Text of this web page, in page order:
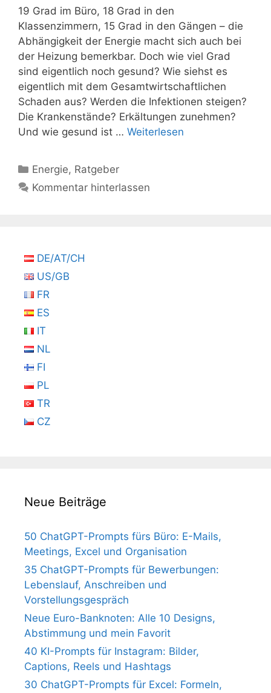
19 Grad im Büro, 18 Grad in den
Klassenzimmern, 15 Grad in den Gängen – die
Abhängigkeit der Energie macht sich auch bei
der Heizung bemerkbar. Doch wie viel Grad
sind eigentlich noch gesund? Wie siehst es
eigentlich mit dem Gesamtwirtschaftlichen
Schaden aus? Werden die Infektionen steigen?
Die Krankenstände? Erkältungen zunehmen?
Und wie gesund ist … Weiterlesen
Kategorien
Energie, Ratgeber
Kommentar hinterlassen
DE/AT/CH
US/GB
FR
ES
IT
NL
FI
PL
TR
CZ
Neue Beiträge
50 ChatGPT-Prompts fürs Büro: E-Mails,
Meetings, Excel und Organisation
35 ChatGPT-Prompts für Bewerbungen:
Lebenslauf, Anschreiben und
Vorstellungsgespräch
Neue Euro-Banknoten: Alle 10 Designs,
Abstimmung und mein Favorit
40 KI-Prompts für Instagram: Bilder,
Captions, Reels und Hashtags
30 ChatGPT-Prompts für Excel: Formeln,